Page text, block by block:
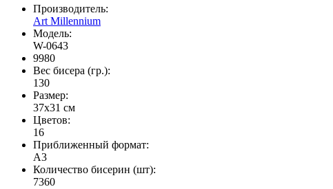
Производитель:
Art Millennium
Модель:
W-0643
9980
Вес бисера (гр.):
130
Размер:
37x31 см
Цветов:
16
Приближенный формат:
A3
Количество бисерин (шт):
7360